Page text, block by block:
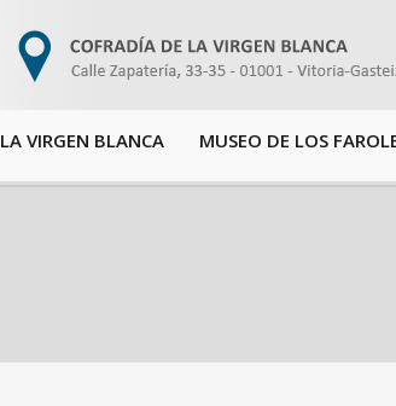
LA VIRGEN BLANCA MUSEO DE LOS